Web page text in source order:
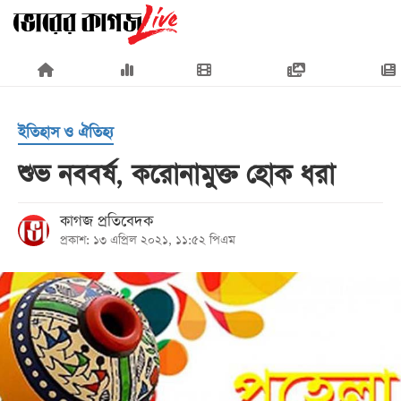
×
প্রচ্ছদ
রাজনীতি
অর্থনীতি
আন্তর্জাতিক
সারাদেশ
ইতিহাস ও ঐতিহ্য
শুভ নববর্ষ, করোনামুক্ত হোক ধরা
কাগজ প্রতিবেদক
প্রকাশ: ১৩ এপ্রিল ২০২১, ১১:৫২ পিএম